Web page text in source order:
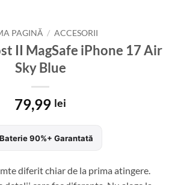
PAGINĂ / ACCESORII
II MagSafe iPhone 17 Air
Sky Blue
79,99 lei
Baterie 90%+ Garantată
diferit chiar de la prima atingere.